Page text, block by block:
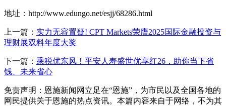
地址：http://www.edungo.net/esjj/68286.html
上一篇： 实力无容置疑! CPT Markets荣膺2025国际金融投资与
理财展双料年度大奖
下一篇： 乘税优东风！平安人寿盛世优享红26，助你当下省
钱、未来省心
免责声明：恩施新闻网立足在“恩施”，为市民以及全国各地的
网民提供关于恩施的热点资讯。本篇内容来自于网络，不为其